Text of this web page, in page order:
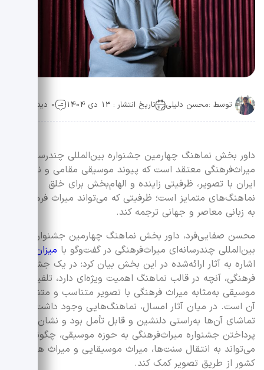
توسط :محسن دلیلی تاریخ انتشار : 13 دی 1404 0 دیدگاه
داور بخش نماهنگ چهارمین جشنواره بین‌المللی چندرسانه‌ای
میراث‌فرهنگی معتقد است که پیوند موسیقی مقامی و نواحی
ایران با تصویر، ظرفیتی زاینده و الهام‌بخش برای خلق
نماهنگ‌های متمایز است؛ ظرفیتی که می‌تواند میراث فرهنگی را
به زبانی معاصر و جهانی ترجمه کند.
محسن صفایی‌فرد، داور بخش نماهنگ چهارمین جشنواره
بین‌المللی چندرسانه‌ای میراث‌فرهنگی در گفت‌وگو با میزان
اشاره به آثار ارائه‌شده در این بخش بیان کرد: در یک جشنواره
فرهنگی، آنچه در قالب نماهنگ اهمیت ویژه‌ای دارد، تلفیق
موسیقی به‌مثابه میراث فرهنگی با تصویر متناسب و متناظر با
آن است. در میان آثار امسال، نماهنگ‌هایی وجود داشت که
تماشای آن‌ها به‌راستی دلنشین و قابل تأمل بود و نشان می‌داد
پرداختن جشنواره میراث‌فرهنگی به حوزه موسیقی، چگونه
می‌تواند به انتقال سنت‌ها، میراث موسیقایی و میراث هنری
کشور از طریق تصویر کمک کند.